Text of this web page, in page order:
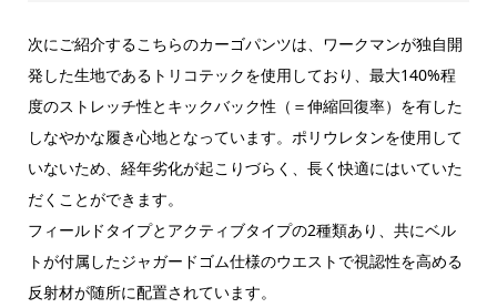
次にご紹介するこちらのカーゴパンツは、ワークマンが独自開
発した生地であるトリコテックを使用しており、最大140%程
度のストレッチ性とキックバック性（＝伸縮回復率）を有した
しなやかな履き心地となっています。ポリウレタンを使用して
いないため、経年劣化が起こりづらく、長く快適にはいていた
だくことができます。
フィールドタイプとアクティブタイプの2種類あり、共にベル
トが付属したジャガードゴム仕様のウエストで視認性を高める
反射材が随所に配置されています。